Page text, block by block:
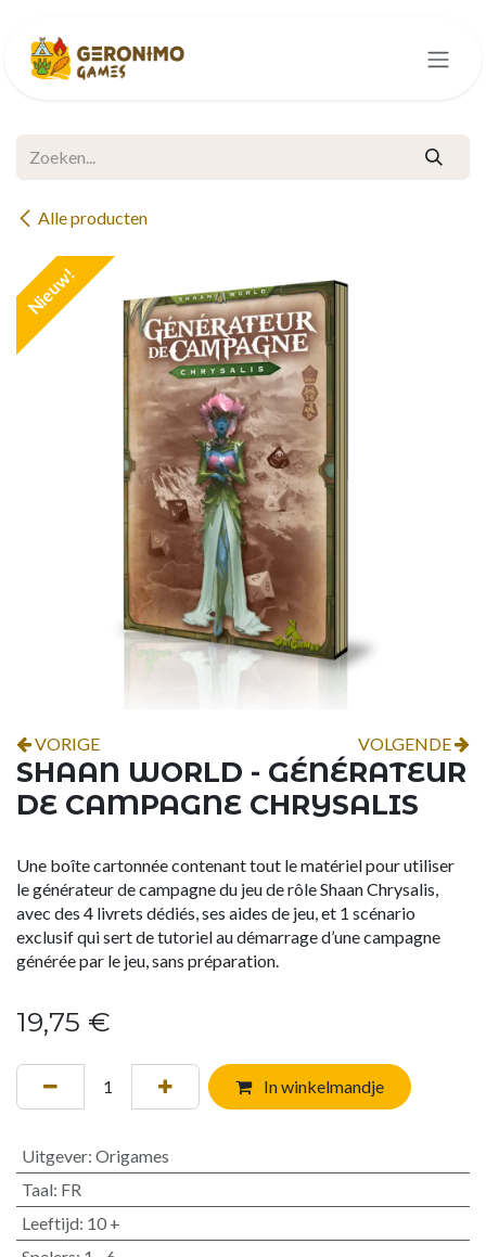
Alle producten
Nieuw!
VORIGE VOLGENDE
SHAAN WORLD - GÉNÉRATEUR
DE CAMPAGNE CHRYSALIS
Une boîte cartonnée contenant tout le matériel pour utiliser
le générateur de campagne du jeu de rôle Shaan Chrysalis,
avec des 4 livrets dédiés, ses aides de jeu, et 1 scénario
exclusif qui sert de tutoriel au démarrage d’une campagne
générée par le jeu, sans préparation.
19,75 €
In winkelmandje
Uitgever: Origames
Taal: FR
Leeftijd: 10 +